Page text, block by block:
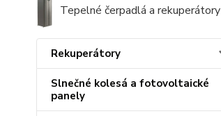
Tepelné čerpadlá a rekuperátory
Rekuperátory
Slnečné kolesá a fotovoltaické
panely